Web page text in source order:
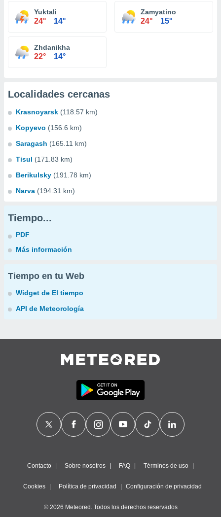
Yuktali
24° 14°
Zamyatino
24° 15°
Zhdanikha
22° 14°
Localidades cercanas
Krasnoyarsk (118.57 km)
Kopyevo (156.6 km)
Saragash (165.11 km)
Tisul (171.83 km)
Berikulsky (191.78 km)
Narva (194.31 km)
Tiempo...
PDF
Más información
Tiempo en tu Web
Widget de El tiempo
API de Meteorología
Contacto Sobre nosotros FAQ Términos de uso
Cookies Política de privacidad Configuración de privacidad
© 2026 Meteored. Todos los derechos reservados